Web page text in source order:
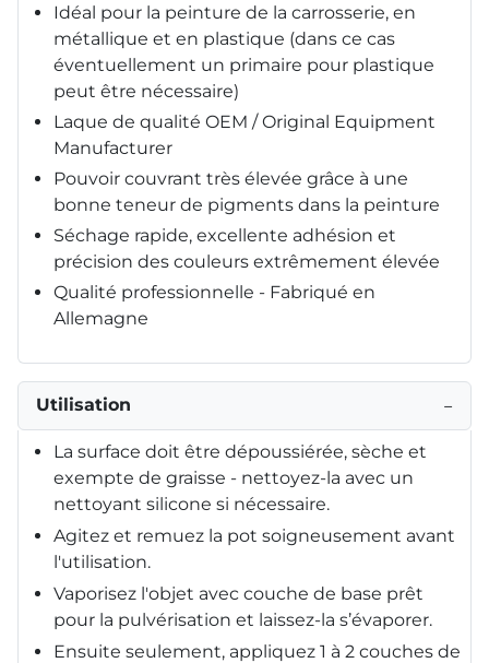
Idéal pour la peinture de la carrosserie, en
métallique et en plastique (dans ce cas
éventuellement un primaire pour plastique
peut être nécessaire)
Laque de qualité OEM / Original Equipment
Manufacturer
Pouvoir couvrant très élevée grâce à une
bonne teneur de pigments dans la peinture
Séchage rapide, excellente adhésion et
précision des couleurs extrêmement élevée
Qualité professionnelle - Fabriqué en
Allemagne
Utilisation −
La surface doit être dépoussiérée, sèche et
exempte de graisse - nettoyez-la avec un
nettoyant silicone si nécessaire.
Agitez et remuez la pot soigneusement avant
l'utilisation.
Vaporisez l'objet avec couche de base prêt
pour la pulvérisation et laissez-la s’évaporer.
Ensuite seulement, appliquez 1 à 2 couches de